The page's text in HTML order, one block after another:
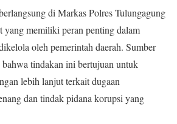
di Markas Polres Tulungagung
yang memiliki peran penting dalam
oleh pemerintah daerah. Sumber
tindakan ini bertujuan untuk
lebih lanjut terkait dugaan
dan tindak pidana korupsi yang